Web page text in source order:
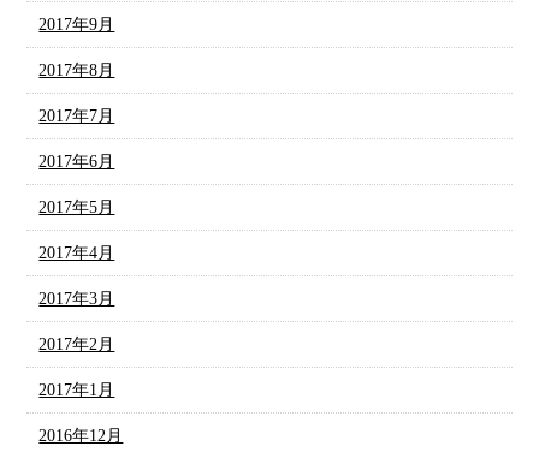
2017年9月
2017年8月
2017年7月
2017年6月
2017年5月
2017年4月
2017年3月
2017年2月
2017年1月
2016年12月